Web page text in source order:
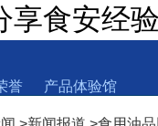
食安经
誉 产品体验馆